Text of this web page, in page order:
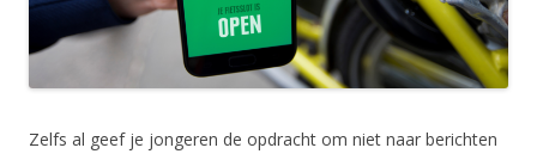
Zelfs al geef je jongeren de opdracht om niet naar berichten